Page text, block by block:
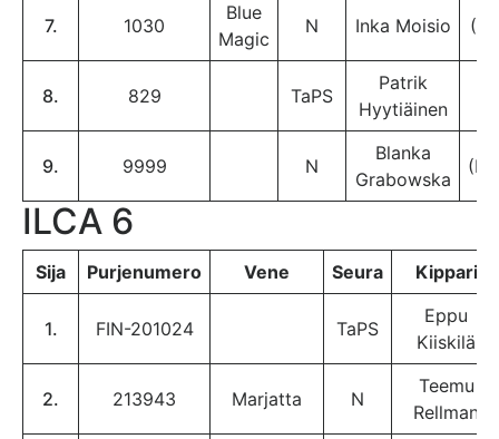
7. 1030
Blue
Magic
N Inka Moisio
8. 829 TaPS
Patrik
Hyytiäinen
9. 9999 N
Blanka
Grabowska
ILCA 6
Sija Purjenumero Vene Seura Kippari
1. FIN-201024 TaPS
Eppu
Kiiskilä
2. 213943 Marjatta N
Teemu
Rellman